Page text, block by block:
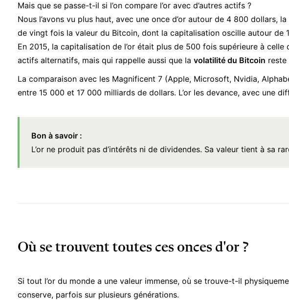
Mais que se passe-t-il si l’on compare l’or avec d’autres actifs ?
Nous l’avons vu plus haut, avec une once d’or autour de 4 800 dollars,
de vingt fois la valeur du Bitcoin, dont la capitalisation oscille autour de
En 2015, la capitalisation de l’or était plus de 500 fois supérieure à
actifs alternatifs, mais qui rappelle aussi que la volatilité du Bitcoin reste
La comparaison avec les Magnificent 7 (Apple, Microsoft, Nvidia,
entre 15 000 et 17 000 milliards de dollars. L’or les devance, avec une
Bon à savoir :
L’or ne produit pas d’intérêts ni de dividendes. Sa valeur tient à sa
Où se trouvent toutes ces onces d'or ?
Si tout l’or du monde a une valeur immense, où se trouve-t-il
conserve, parfois sur plusieurs générations.